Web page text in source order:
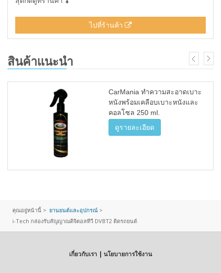
ไปที่ร้านค้า
สินค้าแนะนำ
CarMania ทำความสะอาดเบาะ
หนังพร้อมเคลือบเบาะหนังและ
คอลโซล 250 ml.
ดูรายละเอียด
คุณอยู่หน้านี้ > ยานยนต์และอุปกรณ์ >
i-Tech กล่องรับสัญญาณดิจิตอลทีวี DVBT2 ติดรถยนต์
เกี่ยวกับเรา | นโยบายการใช้งาน